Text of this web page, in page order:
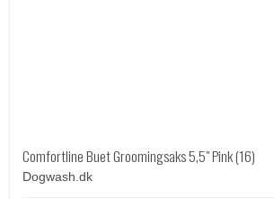
Comfortline Buet Groomingsaks 5,5" Pink (16)
Dogwash.dk